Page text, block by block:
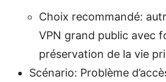
Choix recommandé:
VPN grand public avec
préservation de la vie
Scénario: Problème